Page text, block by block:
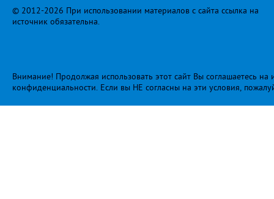
© 2012-2026 При использовании материалов с сайта ссылка на
источник обязательна.
Внимание! Продолжая использовать этот сайт Вы соглашаетесь
конфиденциальности. Если вы НЕ согласны на эти условия,